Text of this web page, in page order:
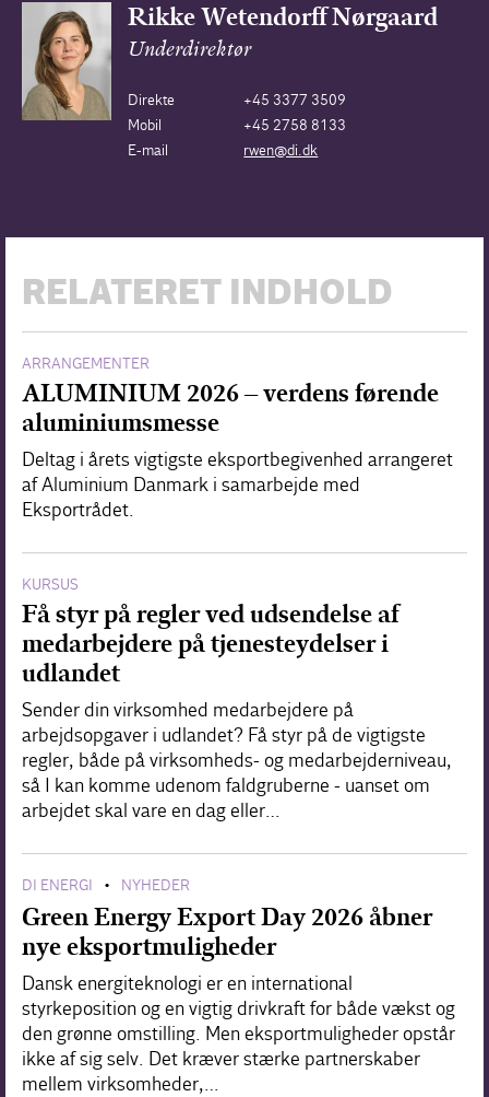
Rikke Wetendorff Nørgaard
Underdirektør
Direkte
+45 3377 3509
Mobil
+45 2758 8133
E-mail
rwen@di.dk
RELATERET INDHOLD
ARRANGEMENTER
ALUMINIUM 2026 – verdens førende
aluminiumsmesse
Deltag i årets vigtigste eksportbegivenhed arrangeret
af Aluminium Danmark i samarbejde med
Eksportrådet.
KURSUS
Få styr på regler ved udsendelse af
medarbejdere på tjenesteydelser i
udlandet
Sender din virksomhed medarbejdere på
arbejdsopgaver i udlandet? Få styr på de vigtigste
regler, både på virksomheds- og medarbejderniveau,
så I kan komme udenom faldgruberne - uanset om
arbejdet skal vare en dag eller…
DI ENERGI • NYHEDER
Green Energy Export Day 2026 åbner
nye eksportmuligheder
Dansk energiteknologi er en international
styrkeposition og en vigtig drivkraft for både vækst og
den grønne omstilling. Men eksportmuligheder opstår
ikke af sig selv. Det kræver stærke partnerskaber
mellem virksomheder,…